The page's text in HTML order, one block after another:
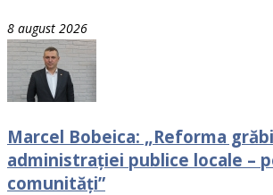
8 august 2026
Marcel Bobeica: „Reforma
administrației publice locale –
comunități”